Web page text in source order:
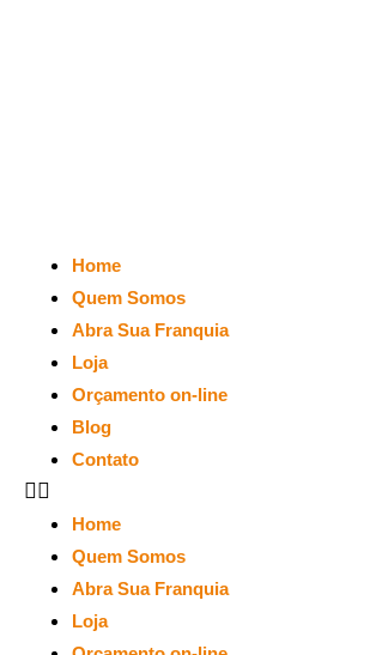
Home
Quem Somos
Abra Sua Franquia
Loja
Orçamento on-line
Blog
Contato
Home
Quem Somos
Abra Sua Franquia
Loja